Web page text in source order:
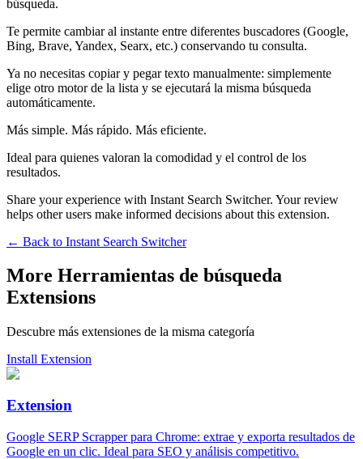
búsqueda.
Te permite cambiar al instante entre diferentes buscadores (Google,
Bing, Brave, Yandex, Searx, etc.) conservando tu consulta.
Ya no necesitas copiar y pegar texto manualmente: simplemente
elige otro motor de la lista y se ejecutará la misma búsqueda
automáticamente.
Más simple. Más rápido. Más eficiente.
Ideal para quienes valoran la comodidad y el control de los
resultados.
Share your experience with Instant Search Switcher. Your review
helps other users make informed decisions about this extension.
← Back to Instant Search Switcher
More Herramientas de búsqueda
Extensions
Descubre más extensiones de la misma categoría
Install Extension
Extension
Google SERP Scrapper para Chrome: extrae y exporta resultados de
Google en un clic. Ideal para SEO y análisis competitivo.